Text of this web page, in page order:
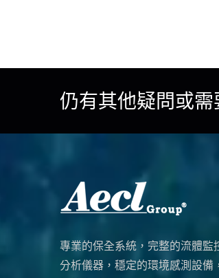
仍有其他疑問或
專業的保全系統，完整的流體監
分析儀器，穩定的環境感測設備